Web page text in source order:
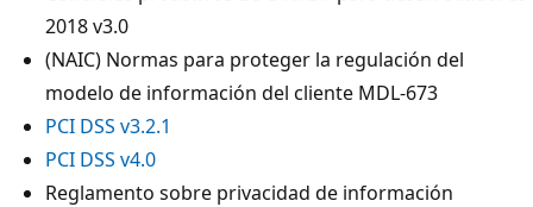
2018 v3.0
(NAIC) Normas para proteger la regulación del
modelo de información del cliente MDL-673
PCI DSS v3.2.1
PCI DSS v4.0
Reglamento sobre privacidad de información